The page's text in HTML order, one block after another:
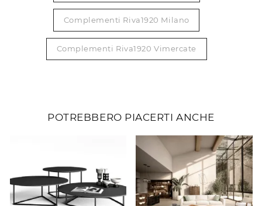
Complementi Riva1920 Milano
Complementi Riva1920 Vimercate
POTREBBERO PIACERTI ANCHE